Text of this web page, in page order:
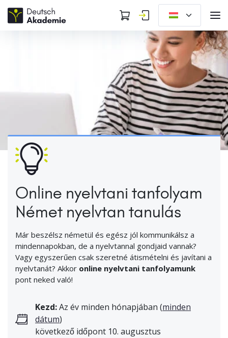
Online nyelvtani tanfolyam
Német nyelvtan tanulás
Már beszélsz németül és egész jól kommunikálsz a
mindennapokban, de a nyelvtannal gondjaid vannak?
Vagy egyszerűen csak szeretné átismételni és javítani a
nyelvtanát? Akkor online nyelvtani tanfolyamunk
pont neked való!
Kezd:Az év minden hónapjában (minden
dátum)
következő időpont 10. augusztus